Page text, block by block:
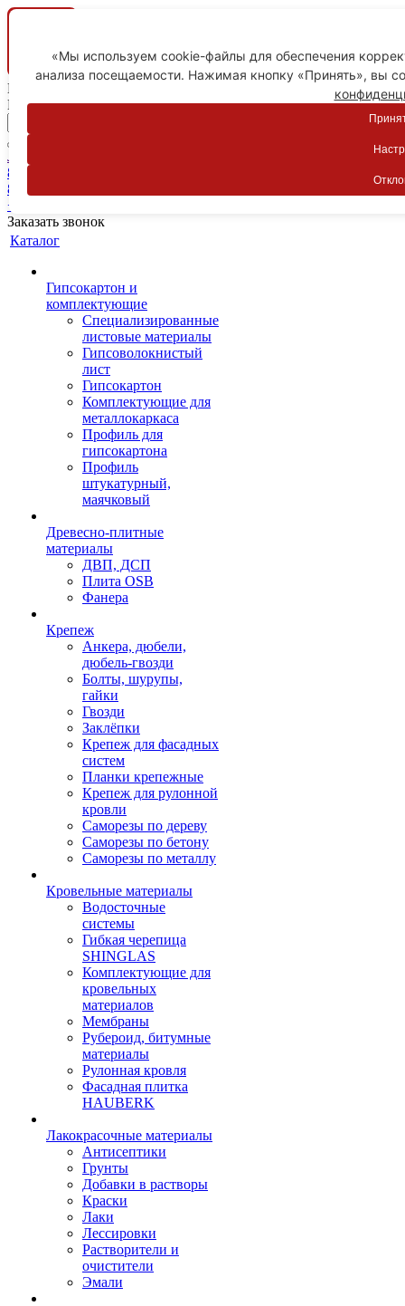
Ваш город
Пятигорск
Личный кабинет
8-800-775-59-89
8-800-775-59-89
+7 918 754-83-77
Заказать звонок
Каталог
Гипсокартон и
комплектующие
Специализированные
листовые материалы
Гипсоволокнистый
лист
Гипсокартон
Комплектующие для
металлокаркаса
Профиль для
гипсокартона
Профиль
штукатурный,
маячковый
Древесно-плитные
материалы
ДВП, ДСП
Плита OSB
Фанера
Крепеж
Анкера, дюбели,
дюбель-гвозди
Болты, шурупы,
гайки
Гвозди
Заклёпки
Крепеж для фасадных
систем
Планки крепежные
Крепеж для рулонной
кровли
Саморезы по дереву
Саморезы по бетону
Саморезы по металлу
Кровельные материалы
Водосточные
системы
Гибкая черепица
SHINGLAS
Комплектующие для
кровельных
материалов
Мембраны
Рубероид, битумные
материалы
Рулонная кровля
Фасадная плитка
HAUBERK
Лакокрасочные материалы
Антисептики
Грунты
Добавки в растворы
Краски
Лаки
Лессировки
Растворители и
очистители
Эмали
«Мы используем cookie-файлы для обеспечения
анализа посещаемости. Нажимая кнопку «Принять», вы